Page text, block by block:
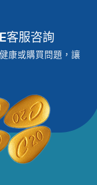
客服咨詢
康或購買問題，讓